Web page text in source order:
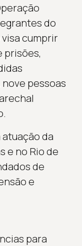
do
cumprir
prisões,
pessoas
da
e no Rio de
de
e
para